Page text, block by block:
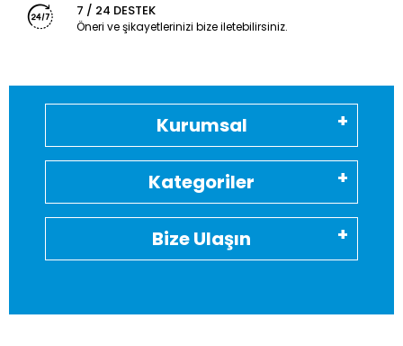
7 / 24 DESTEK
Öneri ve şikayetlerinizi bize iletebilirsiniz.
Kurumsal
Kategoriler
Bize Ulaşın